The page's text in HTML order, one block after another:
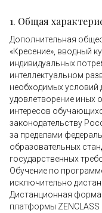
1. Общая
Дополнительная
«Кресение», вводный
индивидуальных
интеллектуальном
необходимых условий
удовлетворение иных
интересов
законодательству
за пределами
образовательных
государственных
Обучение по
исключительно
Дистанционная форма
платформы